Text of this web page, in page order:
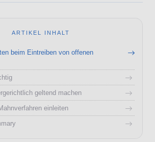
ARTIKEL INHALT
beim Eintreiben von offenen
geltend machen
einleiten